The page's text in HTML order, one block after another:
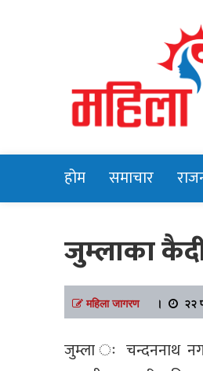
होम समाचार
जुम्लाका
महिला जागरण। २२
जुम्ला ः चन्दननाथ